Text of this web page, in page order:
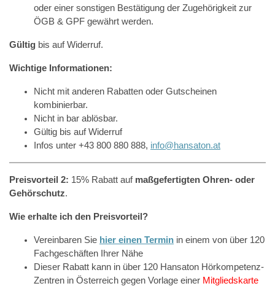
oder einer sonstigen Bestätigung der Zugehörigkeit zur
ÖGB & GPF gewährt werden.
Gültig bis auf Widerruf.
Wichtige Informationen:
Nicht mit anderen Rabatten oder Gutscheinen
kombinierbar.
Nicht in bar ablösbar.
Gültig bis auf Widerruf
Infos unter +43 800 880 888, info@hansaton.at
Preisvorteil 2: 15% Rabatt auf maßgefertigten Ohren- oder
Gehörschutz.
Wie erhalte ich den Preisvorteil?
Vereinbaren Sie hier einen Termin in einem von über 120
Fachgeschäften Ihrer Nähe
Dieser Rabatt kann in über 120 Hansaton Hörkompetenz-
Zentren in Österreich gegen Vorlage einer Mitgliedskarte